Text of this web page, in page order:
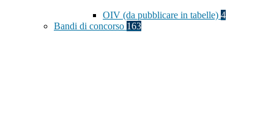
OIV (da pubblicare in tabelle) 4
Bandi di concorso 163